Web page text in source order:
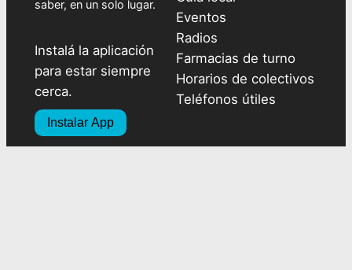
saber, en un solo lugar.
Instalá la aplicación
para estar siempre
cerca.
Instalar App
Eventos
Radios
Farmacias de turno
Horarios de colectivos
Teléfonos útiles